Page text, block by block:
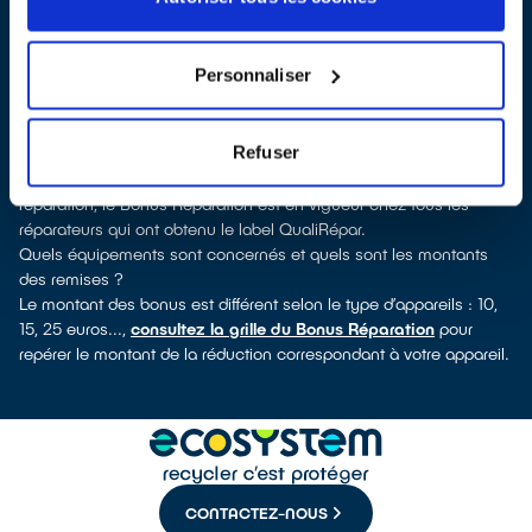
Personnaliser
Refuser
vous pouvez consulter notre annuaire de réparateurs labellisés
QualiRépar. En cliquant sur la fiche détaillée du réparateur, vous
obtenu le label. Congélateur, lave-linge, petit électroménager,
télé, téléphone mobile, outillage électroportatif : à chaque famille
d’équipements son réparateur spécialisé et labellisé QualiRépar.
Comment bénéficier du Bonus Réparation à Saint-Pierre-d'Irube ?
Déduit instantanément et de manière visible de la facture de
réparation, le Bonus Réparation est en vigueur chez tous les
réparateurs qui ont obtenu le label QualiRépar.
Quels équipements sont concernés et quels sont les montants
des remises ?
Le montant des bonus est différent selon le type d’appareils : 10,
15, 25 euros..., consultez la grille du Bonus Réparation pour
repérer le montant de la réduction correspondant à votre appareil.
CONTACTEZ-NOUS